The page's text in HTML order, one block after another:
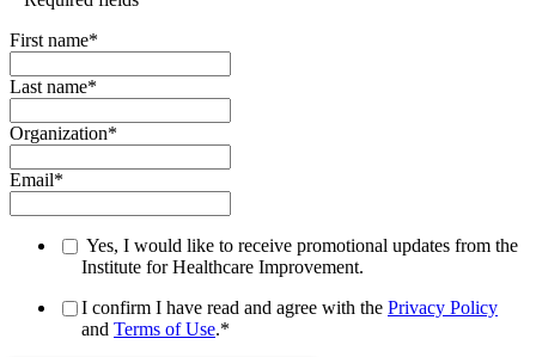
First name*
Last name*
Organization*
Email*
Yes, I would like to receive promotional updates from the
Institute for Healthcare Improvement.
I confirm I have read and agree with the Privacy Policy
and Terms of Use.*